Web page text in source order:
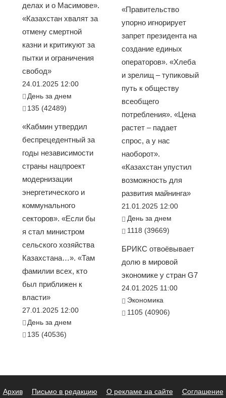
делах и о Масимове».
«Казахстан хвалят за
отмену смертной
казни и критикуют за
пытки и ограничения
свобод»
24.01.2025 12:00
День за днем
135 (42489)
«Кабмин утвердил
беспрецедентный за
годы независимости
страны нацпроект
модернизации
энергетического и
коммунального
секторов». «Если бы
я стал министром
сельского хозяйства
Казахстана…». «Там
фамилии всех, кто
был приближен к
власти»
27.01.2025 12:00
День за днем
135 (40536)
«Правительство
упорно игнорирует
запрет президента на
создание единых
операторов». «Хлеба
и зрелищ – тупиковый
путь к обществу
всеобщего
потребления». «Цена
растет – падает
спрос, а у нас
наоборот».
«Казахстан упустил
возможность для
развития майнинга»
21.01.2025 12:00
День за днем
1118 (39669)
БРИКС отвоёвывает
долю в мировой
экономике у стран G7
24.01.2025 11:00
Экономика
1105 (40906)
Архив Письмо в редакцию О рекламе на сайте Соглашение